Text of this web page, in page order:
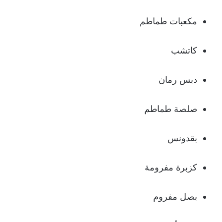
مكعبات طماطم
كاتشب
دبس رمان
صلصة طماطم
بقدونس
كزبرة مفرومة
بصل مفروم